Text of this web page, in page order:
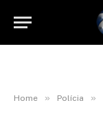
Home » Polícia »